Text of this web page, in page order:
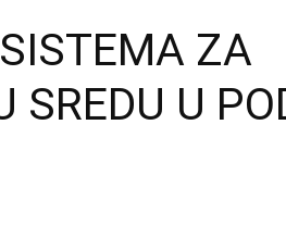
ZA
SREDU U